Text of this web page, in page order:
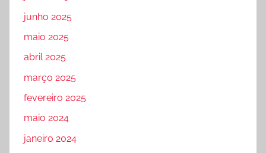
junho 2025
maio 2025
abril 2025
março 2025
fevereiro 2025
maio 2024
janeiro 2024